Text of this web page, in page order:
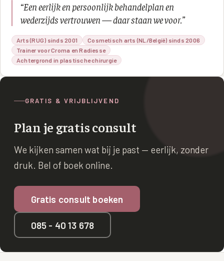
“Een eerlijk en persoonlijk behandelplan en
wederzijds vertrouwen — daar staan we voor.”
Arts (RUG) sinds 2001
Cosmetisch arts (NL/België) sinds 2006
Trainer voor Croma en Radiesse
Achtergrond in plastische chirurgie
GRATIS & VRIJBLIJVEND
Plan je gratis consult
We kijken samen wat bij je past — eerlijk, zonder
druk. Bel of boek online.
Gratis consult boeken
085 - 40 13 678